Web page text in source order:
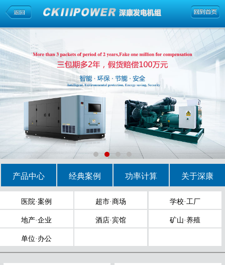
产品中心 经典案例 功率计算 关于深康
医院·案例 超市·商场 学校·工厂
地产·企业 酒店·宾馆 矿山·养殖
单位·办公